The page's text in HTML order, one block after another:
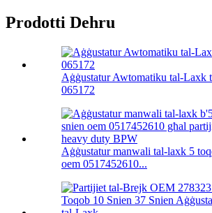
Prodotti Dehru
Aġġustatur Awtomatiku tal-Laxk
065172
Aġġustatur manwali tal-laxk 5
oem 0517452610...